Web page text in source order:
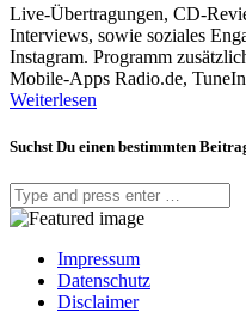
Live-Übertragungen, CD-
Interviews, sowie soziales
Instagram. Programm
Mobile-Apps Radio.de,
Weiterlesen
Suchst Du einen bestimmten
Impressum
Datenschutz
Disclaimer